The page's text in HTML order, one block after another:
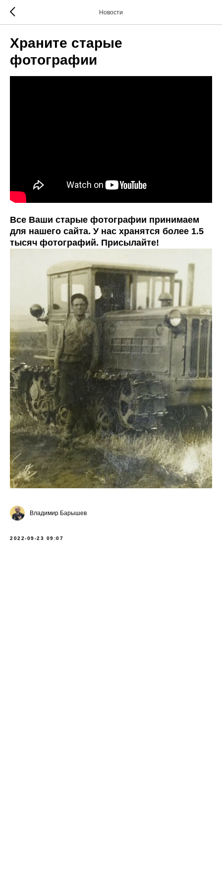
Новости
Храните старые
фотографии
Все Ваши старые фотографии принимаем
для нашего сайта. У нас хранятся более 1.5
тысяч фотографий. Присылайте!
Владимир Барышев
2022-09-23 09:07